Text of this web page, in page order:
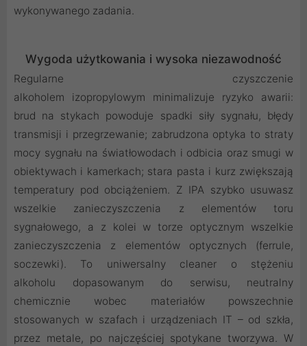
wykonywanego zadania.
Wygoda użytkowania i wysoka niezawodność
Regularne czyszczenie
alkoholem izopropylowym minimalizuje ryzyko awarii:
brud na stykach powoduje spadki siły sygnału, błędy
transmisji i przegrzewanie; zabrudzona optyka to straty
mocy sygnału na światłowodach i odbicia oraz smugi w
obiektywach i kamerkach; stara pasta i kurz zwiększają
temperatury pod obciążeniem. Z IPA szybko usuwasz
wszelkie zanieczyszczenia z elementów toru
sygnałowego, a z kolei w torze optycznym wszelkie
zanieczyszczenia z elementów optycznych (ferrule,
soczewki). To uniwersalny cleaner o stężeniu
alkoholu dopasowanym do serwisu, neutralny
chemicznie wobec materiałów powszechnie
stosowanych w szafach i urządzeniach IT – od szkła,
przez metale, po najczęściej spotykane tworzywa. W